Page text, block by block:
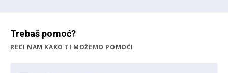
Trebaš pomoć?
RECI NAM KAKO TI MOŽEMO POMOĆI